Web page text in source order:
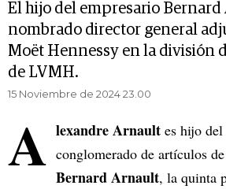
El hijo del empresario
nombrado director general
Moët Hennessy en la división
de LVMH.
15 Noviembre de 2024 23.00
A lexandre Arnault es hijo
conglomerado de artículos
Bernard Arnault, la quinta